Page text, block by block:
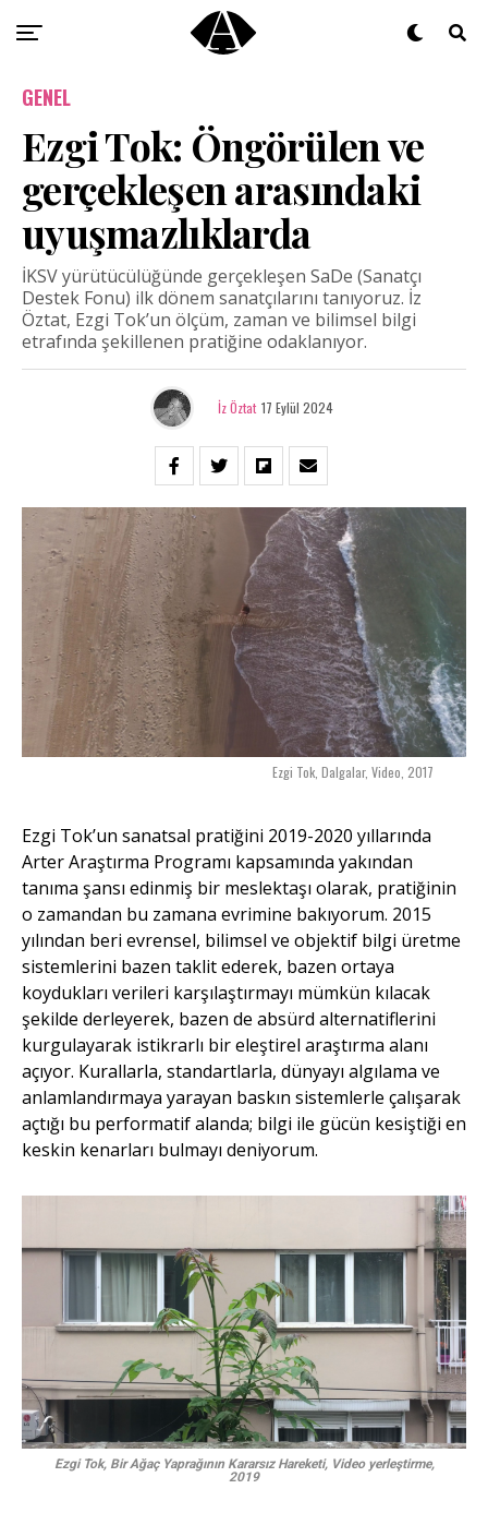
GENEL
Ezgi Tok: Öngörülen ve
gerçekleşen arasındaki
uyuşmazlıklarda
İKSV yürütücülüğünde gerçekleşen SaDe (Sanatçı
Destek Fonu) ilk dönem sanatçılarını tanıyoruz. İz
Öztat, Ezgi Tok’un ölçüm, zaman ve bilimsel bilgi
etrafında şekillenen pratiğine odaklanıyor.
İz Öztat 17 Eylül 2024
Ezgi Tok, Dalgalar, Video, 2017
Ezgi Tok’un sanatsal pratiğini 2019-2020 yıllarında
Arter Araştırma Programı kapsamında yakından
tanıma şansı edinmiş bir meslektaşı olarak, pratiğinin
o zamandan bu zamana evrimine bakıyorum. 2015
yılından beri evrensel, bilimsel ve objektif bilgi üretme
sistemlerini bazen taklit ederek, bazen ortaya
koydukları verileri karşılaştırmayı mümkün kılacak
şekilde derleyerek, bazen de absürd alternatiflerini
kurgulayarak istikrarlı bir eleştirel araştırma alanı
açıyor. Kurallarla, standartlarla, dünyayı algılama ve
anlamlandırmaya yarayan baskın sistemlerle çalışarak
açtığı bu performatif alanda; bilgi ile gücün kesiştiği en
keskin kenarları bulmayı deniyorum.
Ezgi Tok, Bir Ağaç Yaprağının Kararsız Hareketi, Video yerleştirme,
2019